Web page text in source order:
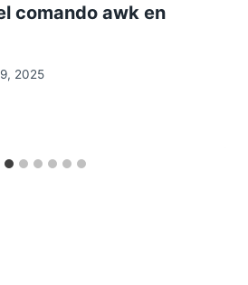
comando awk en
2025